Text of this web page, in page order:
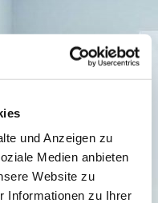
und Anzeigen zu
Medien anbieten
Website zu
Informationen zu Ihrer
Auf die richtige
Böden kommt es
neu verlegten
bieten wir auch die